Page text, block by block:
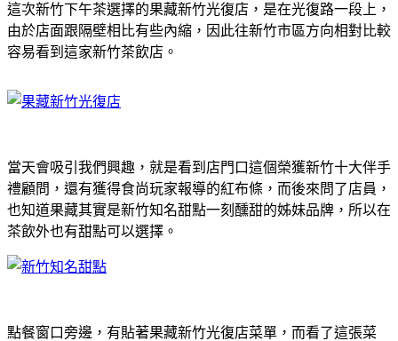
這次新竹下午茶選擇的果藏新竹光復店，是在光復路一段上，
由於店面跟隔壁相比有些內縮，因此往新竹市區方向相對比較
容易看到這家新竹茶飲店。
當天會吸引我們興趣，就是看到店門口這個榮獲新竹十大伴手
禮顧問，還有獲得食尚玩家報導的紅布條，而後來問了店員，
也知道果藏其實是新竹知名甜點一刻醺甜的姊妹品牌，所以在
茶飲外也有甜點可以選擇。
點餐窗口旁邊，有貼著果藏新竹光復店菜單，而看了這張菜